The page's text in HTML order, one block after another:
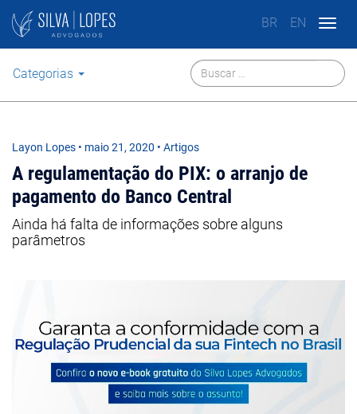
BR EN
Categorias
Layon Lopes • maio 21, 2020 • Artigos
A regulamentação do PIX: o arranjo de
pagamento do Banco Central
Ainda há falta de informações sobre alguns
parâmetros